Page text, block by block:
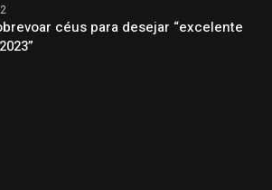
céus para desejar “excelente